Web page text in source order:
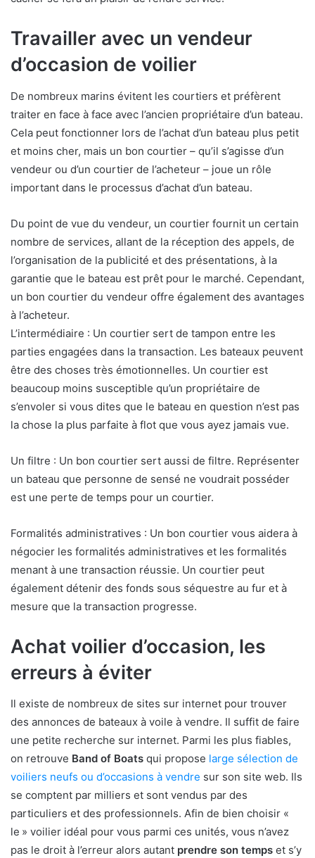
Travailler avec un vendeur
d’occasion de voilier
De nombreux marins évitent les courtiers et préfèrent
traiter en face à face avec l’ancien propriétaire d’un bateau.
Cela peut fonctionner lors de l’achat d’un bateau plus petit
et moins cher, mais un bon courtier – qu’il s’agisse d’un
vendeur ou d’un courtier de l’acheteur – joue un rôle
important dans le processus d’achat d’un bateau.
Du point de vue du vendeur, un courtier fournit un certain
nombre de services, allant de la réception des appels, de
l’organisation de la publicité et des présentations, à la
garantie que le bateau est prêt pour le marché. Cependant,
un bon courtier du vendeur offre également des avantages
à l’acheteur.
L’intermédiaire : Un courtier sert de tampon entre les
parties engagées dans la transaction. Les bateaux peuvent
être des choses très émotionnelles. Un courtier est
beaucoup moins susceptible qu’un propriétaire de
s’envoler si vous dites que le bateau en question n’est pas
la chose la plus parfaite à flot que vous ayez jamais vue.
Un filtre : Un bon courtier sert aussi de filtre. Représenter
un bateau que personne de sensé ne voudrait posséder
est une perte de temps pour un courtier.
Formalités administratives : Un bon courtier vous aidera à
négocier les formalités administratives et les formalités
menant à une transaction réussie. Un courtier peut
également détenir des fonds sous séquestre au fur et à
mesure que la transaction progresse.
Achat voilier d’occasion, les
erreurs à éviter
Il existe de nombreux de sites sur internet pour trouver
des annonces de bateaux à voile à vendre. Il suffit de faire
une petite recherche sur internet. Parmi les plus fiables,
on retrouve Band of Boats qui propose large sélection de
voiliers neufs ou d’occasions à vendre sur son site web. Ils
se comptent par milliers et sont vendus par des
particuliers et des professionnels. Afin de bien choisir «
le » voilier idéal pour vous parmi ces unités, vous n’avez
pas le droit à l’erreur alors autant prendre son temps et s’y